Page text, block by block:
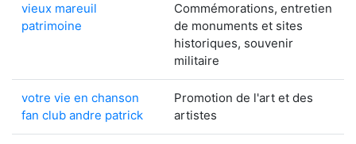
vieux mareuil
patrimoine
Commémorations, entretien
de monuments et sites
historiques, souvenir
militaire
votre vie en chanson
fan club andre patrick
Promotion de l'art et des
artistes